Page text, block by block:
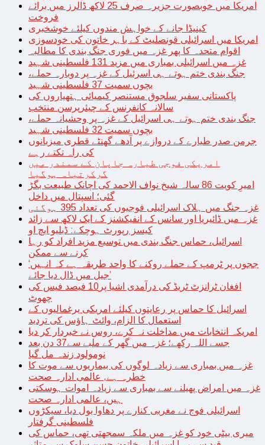
امریکا میں خوبصورت جزیرہ صرف 25 لاکھ ڈالرز میں برائے
فروخت
کینیڈا جانے کے خواہش مندوں کیلئے خوشخبری
امریکا میں اسرائیلی قونصلیٹ کے باہر خاتون کی خودسوزی
اقوام متحدہ کا پھر غزہ میں فوری جنگ بندی کا مطالبہ
غزہ میں اسرائیلی بمباری میں مزید 131 فلسطینی شہید
جنگ بندی ختم ہوتے ہی اسرئیل کے غزہ پر دوبارہ حملے،
بچوں سمیت 37 فلسطینی شہید
پاکستانی سفیر سلجوق مستنصر کیمیائی ہتھیاروں کی
سالانہ کانفرنس کے چیئرپرسن منتخب
جنگ بندی ختم ہوتے ہی اسرائیل کے غزہ پر وحشیانہ حملے،
بچوں سمیت 32 فلسطینی شہید
جرمن صدر طیارے کے دروازے پر آدھے گھنٹے قطری میزبانوں
کی راہ تکتے رہے
امریکی فوجی طیارہ جاپان کے سمندر میں
گرکرتباہ ہوگیا
امیرِ کویت 86 سالہ شیخ نواف الاحمد کی اچانک طبیعت بگڑ
گئی؛ اسپتال میں داخل
غزہ جنگ میں ہلاک اسرائیلی فوجیوں کی تعداد 395 ہوگئی
غزہ میں ڈائیریا اور سانس کے انفیکشنز کے ایک لاکھ سے زائد
کیسز رپورٹ ہوچکے: ڈبلیو ایچ او
اسرائیل، حماس جنگ بندی میں توسیع مزید افراد کو رہا
کرنے سے ممکن
‘ججوں پر ٹرمپ کے حملے روکنے کا واحد طریقہ ہے کہ انہیں
جیل میں ڈال دیا جائے’
افغان ٹرانزٹ ٹریڈ کی درآمدی اشیا پر10 فیصد فیس کی
چھوٹ
اسرائیل کا حماس پر رعایتوں کیلئے امریکی یرغمالیوں کے
استعمال کا الزام، وائٹ ہاؤس کی تردید
امریکہ انتخابات میں مداخلت نہ کرے، روس نے خبردار کر دیا
جسے اللہ رکھے؛ غزہ میں گھر کے ملبے سے37 دن بعد
نومولود زندہ مل گیا
غزہ میں بمباری سے زیادہ لوگوں کی بیماریوں سے موت کا
خطرہ ہے, عالمی ادارہ صحت
غزہ میں امراض پھیلنے سے بمباری سے زیادہ اموات ہوسکتی
ہیں، عالمی ادارہ صحت
اسرائیلی فوج نے مغربی کنارے پر دھاوا بول دیا، سیکڑوں
فلسطینی گرفتار
میری بیٹی خود کو غزہ میں ملکہ سمجھتی تھی، حماس کی